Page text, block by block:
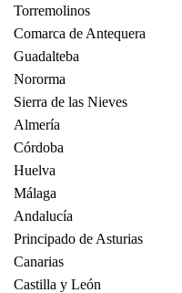
Torremolinos
Comarca de Antequera
Guadalteba
Nororma
Sierra de las Nieves
Almería
Córdoba
Huelva
Málaga
Andalucía
Principado de Asturias
Canarias
Castilla y León